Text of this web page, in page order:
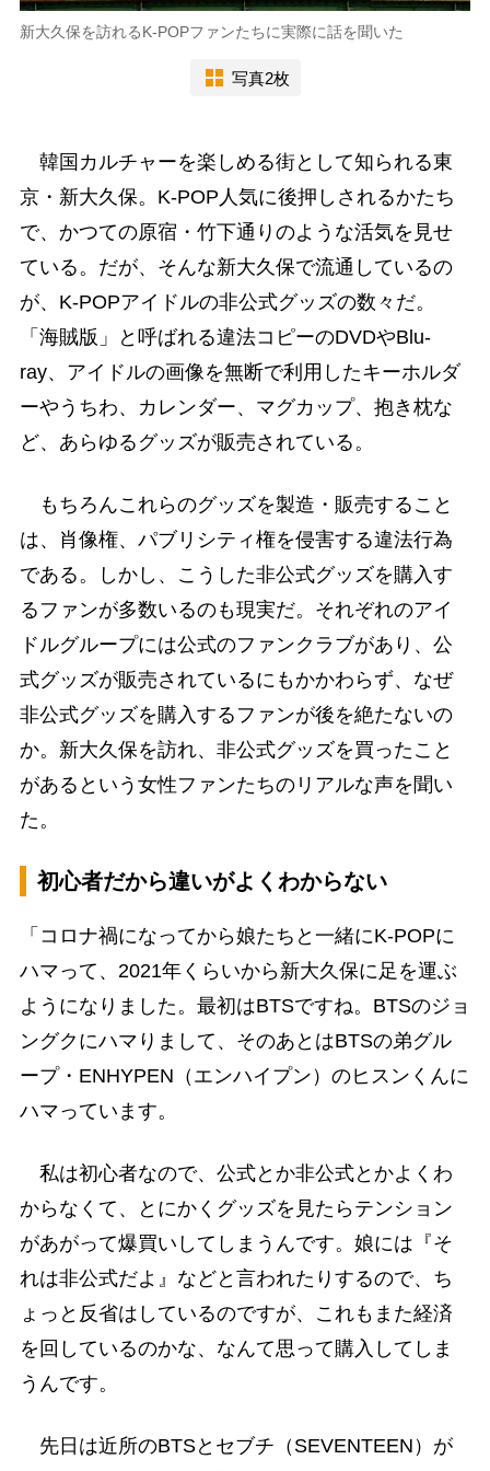
新大久保を訪れるK-POPファンたちに実際に話を聞いた
写真2枚
韓国カルチャーを楽しめる街として知られる東
京・新大久保。K-POP人気に後押しされるかたち
で、かつての原宿・竹下通りのような活気を見せ
ている。だが、そんな新大久保で流通しているの
が、K-POPアイドルの非公式グッズの数々だ。
「海賊版」と呼ばれる違法コピーのDVDやBlu-
ray、アイドルの画像を無断で利用したキーホルダ
ーやうちわ、カレンダー、マグカップ、抱き枕な
ど、あらゆるグッズが販売されている。
もちろんこれらのグッズを製造・販売すること
は、肖像権、パブリシティ権を侵害する違法行為
である。しかし、こうした非公式グッズを購入す
るファンが多数いるのも現実だ。それぞれのアイ
ドルグループには公式のファンクラブがあり、公
式グッズが販売されているにもかかわらず、なぜ
非公式グッズを購入するファンが後を絶たないの
か。新大久保を訪れ、非公式グッズを買ったこと
があるという女性ファンたちのリアルな声を聞い
た。
初心者だから違いがよくわからない
「コロナ禍になってから娘たちと一緒にK-POPに
ハマって、2021年くらいから新大久保に足を運ぶ
ようになりました。最初はBTSですね。BTSのジョ
ングクにハマりまして、そのあとはBTSの弟グル
ープ・ENHYPEN（エンハイプン）のヒスンくんに
ハマっています。
私は初心者なので、公式とか非公式とかよくわ
からなくて、とにかくグッズを見たらテンション
があがって爆買いしてしまうんです。娘には『そ
れは非公式だよ』などと言われたりするので、ち
ょっと反省はしているのですが、これもまた経済
を回しているのかな、なんて思って購入してしま
うんです。
先日は近所のBTSとセブチ（SEVENTEEN）が